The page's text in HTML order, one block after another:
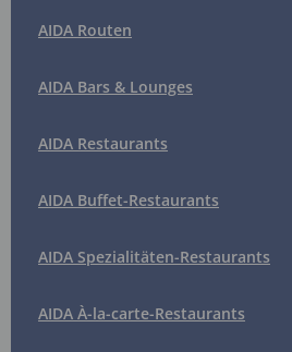
AIDA Routen
AIDA Bars & Lounges
AIDA Restaurants
AIDA Buffet-Restaurants
AIDA Spezialitäten-Restaurants
AIDA À-la-carte-Restaurants